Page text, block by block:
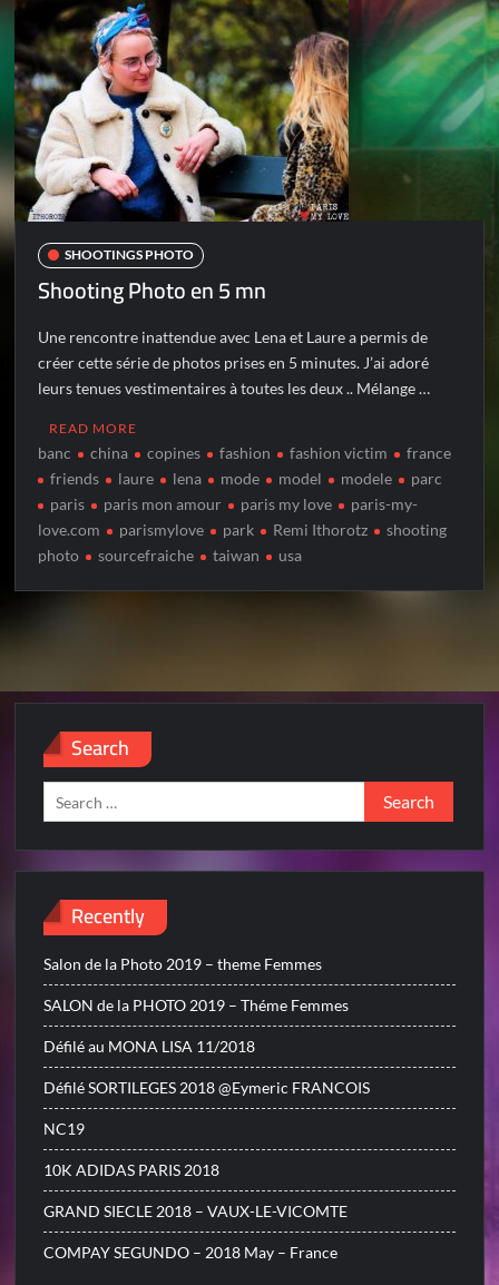
SHOOTINGS PHOTO
Shooting Photo en 5 mn
Une rencontre inattendue avec Lena et Laure a permis de
créer cette série de photos prises en 5 minutes. J’ai adoré
leurs tenues vestimentaires à toutes les deux .. Mélange …
READ MORE
banc china copines fashion fashion victim
france
friends
laure lena mode model modele
parc
paris
paris mon amour paris my love
paris-my-
love.com
parismylove park Remi Ithorotz
shooting
photo
sourcefraiche taiwan usa
Search
Search
for:
Recently
Salon de la Photo 2019 – theme Femmes
SALON de la PHOTO 2019 – Théme Femmes
Défilé au MONA LISA 11/2018
Défilé SORTILEGES 2018 @Eymeric FRANCOIS
NC19
10K ADIDAS PARIS 2018
GRAND SIECLE 2018 – VAUX-LE-VICOMTE
COMPAY SEGUNDO – 2018 May – France